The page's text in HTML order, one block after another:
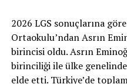
Anadolu imam hatip
ortaokullarında görev
okuma, anlama,
gelişimlerini desteklemek
2026 LGS sonuçlarına
Ortaokulu’ndan Asrın
birincisi oldu. Asrın
birinciliği ile ülke
elde etti. Türkiye’de